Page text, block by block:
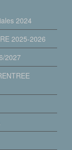
2024
2025-2026
2027